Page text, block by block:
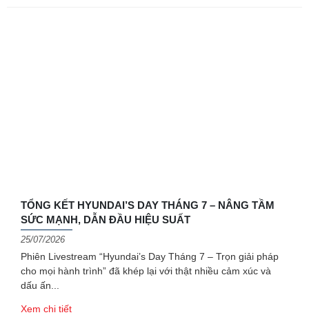
TỔNG KẾT HYUNDAI’S DAY THÁNG 7 – NÂNG TẦM
SỨC MẠNH, DẪN ĐẦU HIỆU SUẤT
25/07/2026
Phiên Livestream “Hyundai’s Day Tháng 7 – Trọn giải pháp
cho mọi hành trình” đã khép lại với thật nhiều cảm xúc và
dấu ấn
Xem chi tiết